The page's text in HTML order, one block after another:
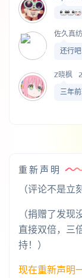
佐久真纺
还行
Z晓枫
三年
重新声明
（评论不是立
（捐赠了发
直接双倍，三
持！）
现在重新声明